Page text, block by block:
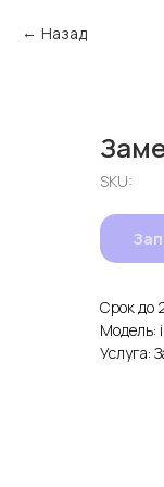
Назад
SKU:
Срок до
Модель:
Услуга: